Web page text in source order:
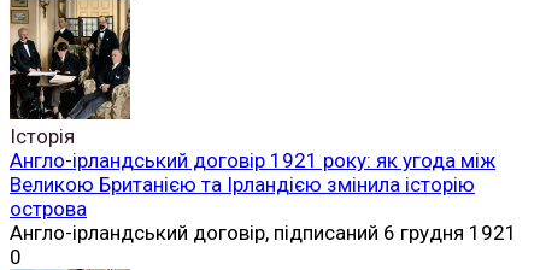
Історія
Англо-ірландський договір 1921 року: як угода між
Великою Британією та Ірландією змінила історію
острова
Англо-ірландський договір, підписаний 6 грудня 1921
0